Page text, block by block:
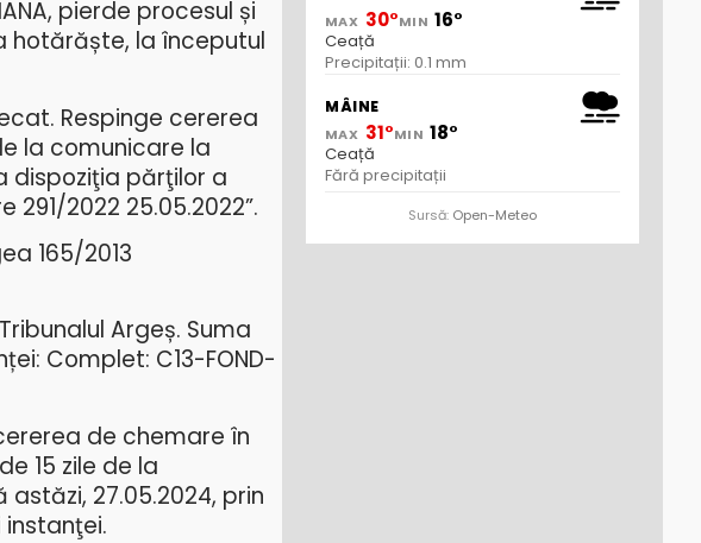
pierde procesul și
hotărăște, la începutul
Respinge cererea
la comunicare la
dispoziţia părţilor a
2022 25.05.2022”.
165/2013
Argeș. Suma
Complet: C13-FOND-
de chemare în
15 zile de la
27.05.2024, prin
MAX 30°MIN 16°
Ceață
Precipitații: 0.1 mm
MÂINE
MAX 31°MIN 18°
Ceață
Fără precipitații
Sursă: Open-Meteo